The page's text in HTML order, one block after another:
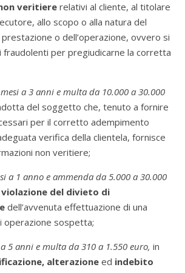
veritiere relativi al cliente, al titolare
allo scopo o alla natura del
o dell’operazione, ovvero si
fraudolenti per pregiudicarne la corretta
a 3 anni e multa da 10.000 a 30.000
del soggetto che, tenuto a fornire
per il corretto adempimento
verifica della clientela, fornisce
non veritiere;
a 1 anno e ammenda da 5.000 a 30.000
violazione del divieto di
dell’avvenuta effettuazione di una
operazione sospetta;
5 anni e multa da 310 a 1.550 euro, in
alterazione ed indebito